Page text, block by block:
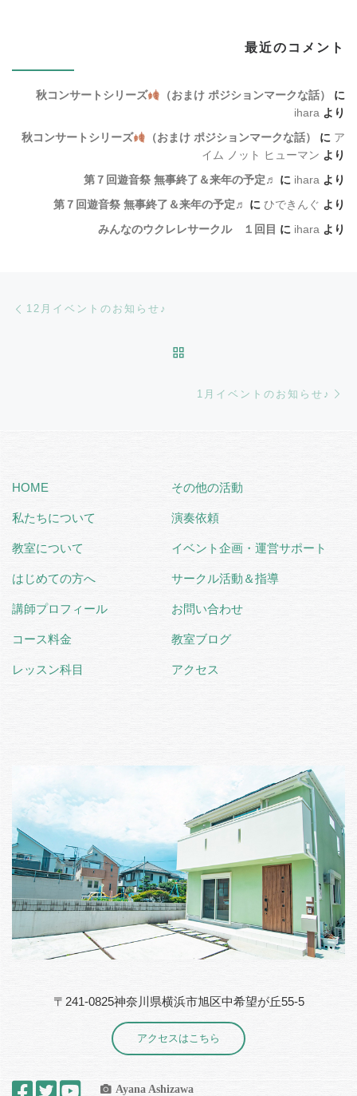
最近のコメント
秋コンサートシリーズ （おまけ ポジションマークな話）
に
ihara より
秋コンサートシリーズ
（おまけ ポジションマークな話） に ア
イム ノット ヒューマン より
第７回遊音祭 無事終了＆来年の予定♬
に ihara より
第７回遊音祭 無事終了＆来年の予定♬
に ひできんぐ より
みんなのウクレレサークル １回目 に ihara より
12月イベントのお知らせ♪
1月イベントのお知らせ♪
HOME
私たちについて
教室について
はじめての方へ
講師プロフィール
コース料金
レッスン科目
その他の活動
演奏依頼
イベント企画・運営サポート
サークル活動＆指導
お問い合わせ
教室ブログ
アクセス
〒241-0825神奈川県横浜市旭区中希望が丘55-5
アクセスはこちら
Ayana Ashizawa